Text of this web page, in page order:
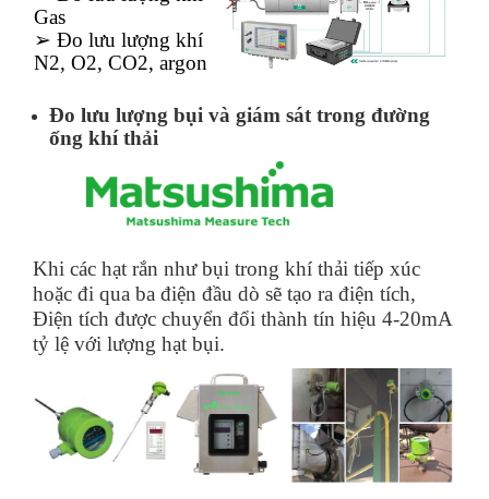
Gas
➢ Đo lưu lượng khí
N2, O2, CO2, argon
Đo lưu lượng bụi và giám sát trong đường
ống khí thải
Khi các hạt rắn như bụi trong khí thải tiếp xúc
hoặc đi qua ba điện đầu dò sẽ tạo ra điện tích,
Điện tích được chuyển đổi thành tín hiệu 4-20mA
tỷ lệ với lượng hạt bụi.